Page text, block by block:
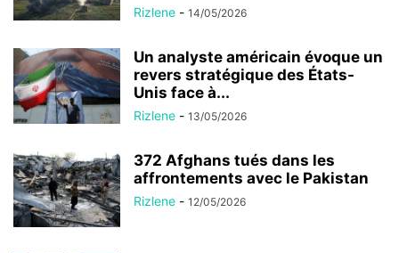
Rizlene - 14/05/2026
Un analyste américain évoque un
revers stratégique des États-
Unis face à...
Rizlene - 13/05/2026
372 Afghans tués dans les
affrontements avec le Pakistan
Rizlene - 12/05/2026